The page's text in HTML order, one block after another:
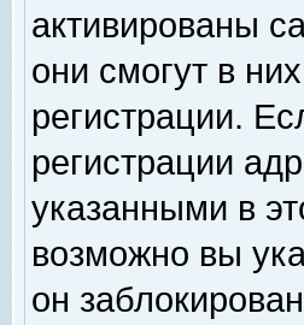
активированы
они смогут в
регистрации.
регистрации
указанными в
возможно вы
он